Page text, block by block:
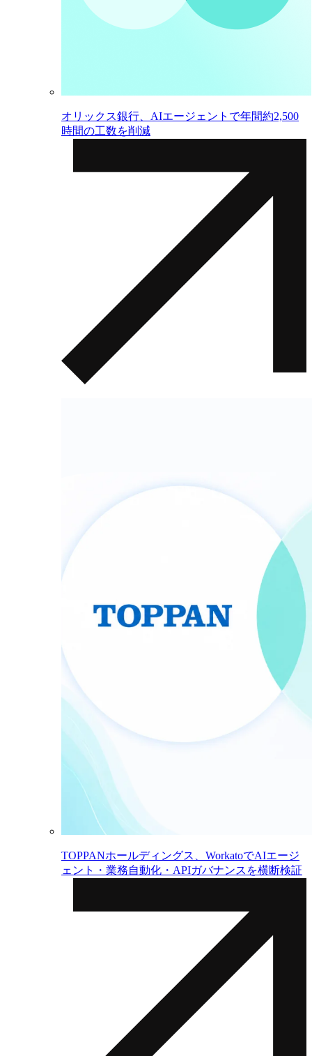
オリックス銀行、AIエージェントで年間約2,500
時間の工数を削減
TOPPANホールディングス、WorkatoでAIエージ
ェント・業務自動化・APIガバナンスを横断検証